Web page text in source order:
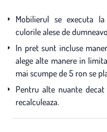
Mobilierul se executa
culorile alese de
In pret sunt incluse
alege alte manere in
mai scumpe de 5 ron se
Pentru alte nuante
recalculeaza.